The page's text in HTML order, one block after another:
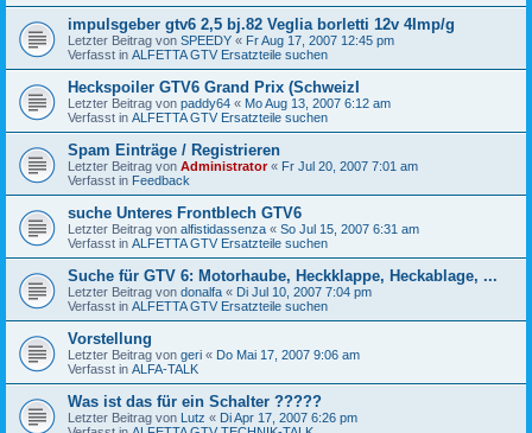
impulsgeber gtv6 2,5 bj.82 Veglia borletti 12v 4Imp/g
Letzter Beitrag von SPEEDY « Fr Aug 17, 2007 12:45 pm
Verfasst in ALFETTA GTV Ersatzteile suchen
Heckspoiler GTV6 Grand Prix (SchweizI
Letzter Beitrag von paddy64 « Mo Aug 13, 2007 6:12 am
Verfasst in ALFETTA GTV Ersatzteile suchen
Spam Einträge / Registrieren
Letzter Beitrag von Administrator« Fr Jul 20, 2007 7:01 am
Verfasst in Feedback
suche Unteres Frontblech GTV6
Letzter Beitrag von alfistidassenza « So Jul 15, 2007 6:31 am
Verfasst in ALFETTA GTV Ersatzteile suchen
Suche für GTV 6: Motorhaube, Heckklappe, Heckablage, ...
Letzter Beitrag von donalfa « Di Jul 10, 2007 7:04 pm
Verfasst in ALFETTA GTV Ersatzteile suchen
Vorstellung
Letzter Beitrag von geri « Do Mai 17, 2007 9:06 am
Verfasst in ALFA-TALK
Was ist das für ein Schalter ?????
Letzter Beitrag von Lutz « Di Apr 17, 2007 6:26 pm